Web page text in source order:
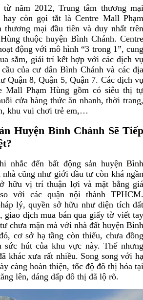
năm 2012, Trung tâm thương
hay còn gọi tắt là Centre Mall
thương mại đầu tiên và duy nhất
thuộc huyện Bình Chánh.
động với mô hình “3 trong 1”,
sắm, giải trí kết hợp với các dịch
của cư dân Bình Chánh và các
Quận 8, Quận 5, Quận 7. Các dịch
Mall Phạm Hùng gồm có siêu thị
cửa hàng thức ăn nhanh, thời
khu vui chơi trẻ em,…
Huyện Bình Chánh Sẽ
nhắc đến bất động sản huyện
cũng như giới đầu tư còn khá
hữu vị trí thuận lợi và mặt bằng
với các quận nội thành
lý, quyền sở hữu như diện tích
giao dịch mua bán qua giấy tờ viết
chưa mặn mà với nhà đất huyện
cơ sở hạ tầng còn thiếu, chưa
sức hút của khu vực này. Thế
khác xưa rất nhiều. Song song với
càng hoàn thiện, tốc độ đô thị hóa
lên, dáng dấp đô thị đã lộ rõ.